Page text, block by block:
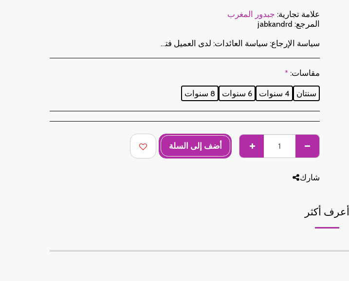
علامة تجارية: جبدور المغرب
المرجع: jabkandrd
سياسة الإرجاع: سياسة العائدات: لدى العميل فترة 7 أيام عمل من تاريخ الاستلام لإرجاع العناصر المطلوبة إما لاسترداد الأموال أو للاستبدال. فقط العناصر التي تم إرجاعها في الوقت المحدد ، في عبواتها الأصلية ، يمكن استبدالها غير المغسولة وغير الملبوسة. للإرجاع ، يرجى إخطارنا على العناوين التالية: jabadormaroc17@gmail.com/ jabador.maroc@gmail.com يجب أن يكون كل تبديل أو إرجاع مصحوبًا برقم هاتفك ورغبتك في التبادل. تكاليف الإرجاع هي مسؤولية العميل. سيتعين على العميل تنظيم النقل بوسائله الخاصة. في حالة الإرجاع ، وبعد استلام البضائع من قبل جبدور المغرب ، سيتم تعويض العميل في غضون 10 أيام. الحالات التي يمكن فيها تبادل المنتجات: - خطأ في الحجم المطلوب (حجم التسليم يختلف عن الحجم المطلوب) - خطأ في اللون المطلوب (تم تسليم لون مختلف عن الحجم المطلوب) الحالات التي يمكن فيها تعويض المنتجات: - خطأ في الحجم أو اللون المطلوب متبوعًا بنفاد المخزون - في الحالات المذكورة أعلاه يجب إعادة المنتجات إلينا في الحالة التي استلمتها بها مع جميع العناصر (الملحقات والتعبئة والتعليمات وما إلى ذلك). سيتم السداد عن طريق الدفع أو التحويل المصرفي. لا يمكن إرجاع أو استبدال المنتجات المعروضة للبيع أو الترويج.
مقاسات: *
سنتان 4 سنوات 6 سنوات 8 سنوات
أضف إلى السلة
شارك
أعرف أكثر